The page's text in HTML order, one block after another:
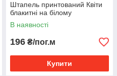
Штапель принтований Квіти
блакитні на білому
В наявності
196 ₴/пог.м
Купити